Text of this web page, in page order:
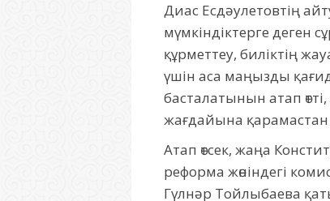
Диас Есдәулетовтің
мүмкіндіктерге деген
құрметтеу, биліктің
үшін аса маңызды
басталатынын атап
жағдайына қарамастан
Атап өтсек, жаңа
реформа жөніндегі
Гүлнәр Тойлыбаева